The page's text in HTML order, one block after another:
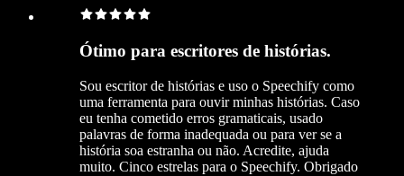
Ótimo para escritores de histórias.
Sou escritor de histórias e uso o Speechify como
uma ferramenta para ouvir minhas histórias. Caso
eu tenha cometido erros gramaticais, usado
palavras de forma inadequada ou para ver se a
história soa estranha ou não. Acredite, ajuda
muito. Cinco estrelas para o Speechify. Obrigado